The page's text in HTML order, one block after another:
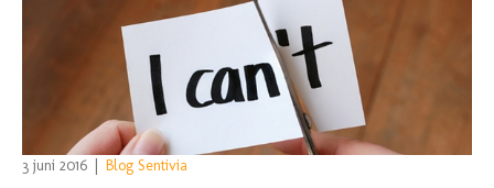
3 juni 2016 Blog Sentivia